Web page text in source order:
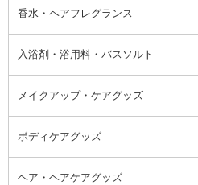
リップクリーム・リップケア
顔用マッサージ料
ハイライト・シェーディング
ネイルケア
脱毛・除毛ケア
頭皮ケア・育毛剤
その他シャンプー・ヘアケア・ヘ
アスタイリング
その他日焼け対策・UVケア
フット用デオドラント・制汗剤・
汗ケア
ネイル・ネイルグッズ全て
ジェルネイル
リムーバー・除光液
香水・ヘアフレグランス
香水・ヘアフレグランス全て
フレグランスミスト
その他香水・ヘアフレグランス
入浴剤・浴用料・バスソルト
入浴剤・浴用料・バスソルト全て
バスソルト
メイクアップ・ケアグッズ
メイクアップ・ケアグッズ全て
コットン・綿棒
ボディケアグッズ
ボディケアグッズ全て
ヘア・ヘアケアグッズ